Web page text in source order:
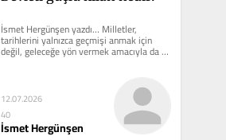
İsmet Hergünşen yazdı… Milletler,
tarihlerini yalnızca geçmişi anmak için
değil, geleceğe yön vermek amacıyla da
hatırlamak...
12.07.2026
40
İsmet Hergünşen